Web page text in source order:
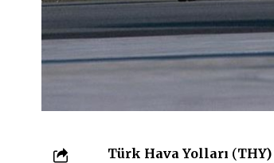
Türk Hava Yolları (THY)